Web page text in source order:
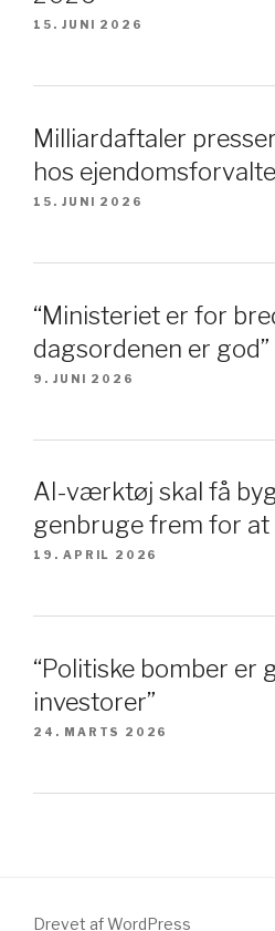
15. JUNI 2026
Milliardaftaler
hos
15. JUNI 2026
“Ministeriet er for
dagsordenen er god”
9. JUNI 2026
AI-værktøj skal få
genbruge frem for at
19. APRIL 2026
“Politiske bomber er
investorer”
24. MARTS 2026
Drevet af WordPress